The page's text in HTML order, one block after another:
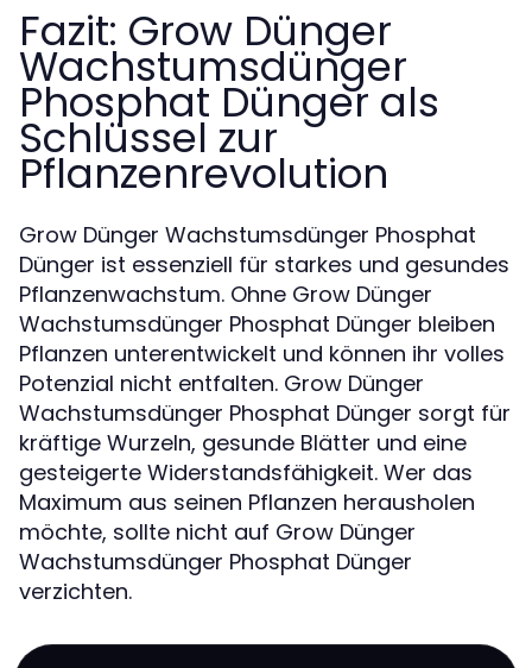
Fazit: Grow Dünger
Wachstumsdünger
Phosphat Dünger als
Schlüssel zur
Pflanzenrevolution
Grow Dünger Wachstumsdünger Phosphat
Dünger ist essenziell für starkes und gesundes
Pflanzenwachstum. Ohne Grow Dünger
Wachstumsdünger Phosphat Dünger bleiben
Pflanzen unterentwickelt und können ihr volles
Potenzial nicht entfalten. Grow Dünger
Wachstumsdünger Phosphat Dünger sorgt für
kräftige Wurzeln, gesunde Blätter und eine
gesteigerte Widerstandsfähigkeit. Wer das
Maximum aus seinen Pflanzen herausholen
möchte, sollte nicht auf Grow Dünger
Wachstumsdünger Phosphat Dünger
verzichten.